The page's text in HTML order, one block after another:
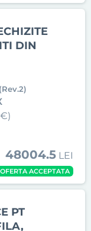
DIN
€)
48004.5 LEI
OFERTA ACCEPTATA
PT